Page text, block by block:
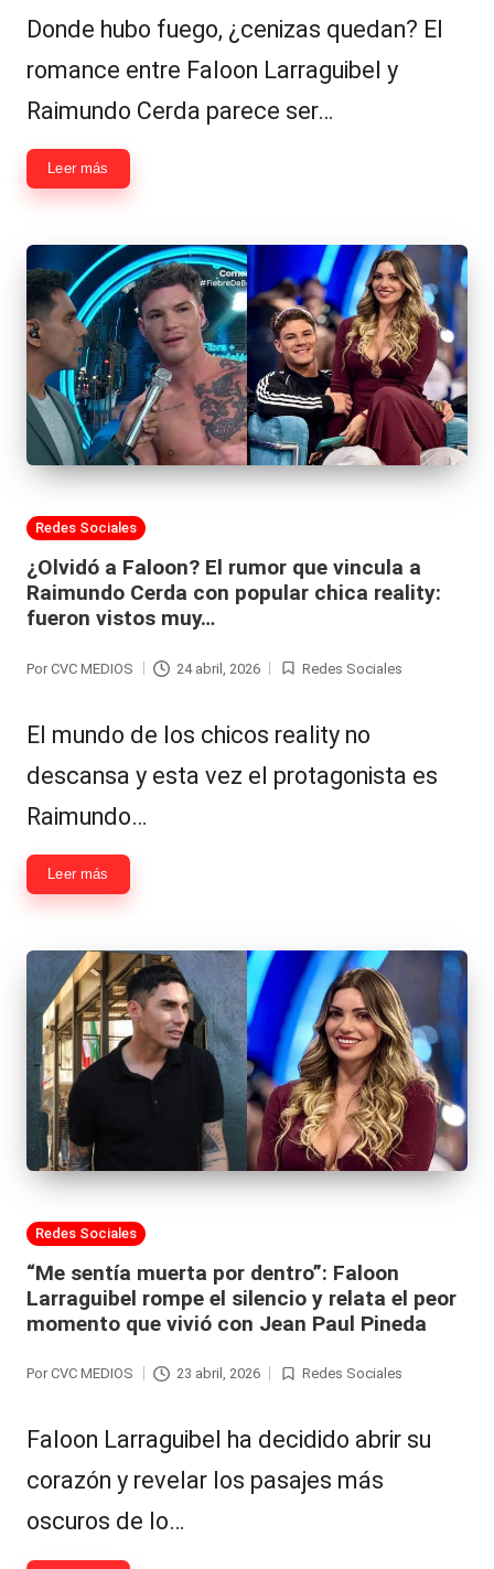
Donde hubo fuego, ¿cenizas quedan? El
romance entre Faloon Larraguibel y
Raimundo Cerda parece ser…
Leer más
Publicada
Redes Sociales
¿Olvidó a Faloon? El rumor que vincula a
Raimundo Cerda con popular chica reality:
fueron vistos muy…
Publicado
Por CVC MEDIOS 24 abril, 2026
Publicada
Redes Sociales
El mundo de los chicos reality no
descansa y esta vez el protagonista es
Raimundo…
Leer más
Publicada
Redes Sociales
“Me sentía muerta por dentro”: Faloon
Larraguibel rompe el silencio y relata el peor
momento que vivió con Jean Paul Pineda
Por CVC MEDIOS 23 abril, 2026
Publicada
Redes Sociales
Faloon Larraguibel ha decidido abrir su
corazón y revelar los pasajes más
oscuros de lo…